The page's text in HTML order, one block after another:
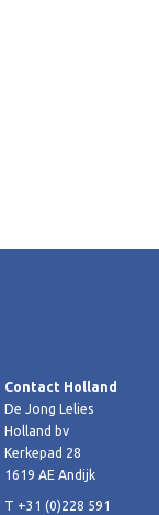
Contact Holland
De Jong Lelies
Holland bv
Kerkepad 28
1619 AE Andijk
T +31 (0)228 591